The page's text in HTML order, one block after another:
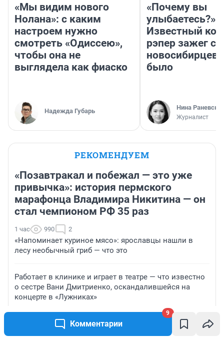
Комментарии
9
«Мы видим нового
Нолана»: с каким
настроем нужно
смотреть «Одиссею»,
чтобы она не
выглядела как фиаско
Надежда Губарь
«Почему вы
улыбаетесь?»
Известный
рэпер зажег с
новосибирцев:
было
Нина
Журналист
РЕКОМЕНДУЕМ
«Позавтракал и побежал — это уже
привычка»: история пермского
марафонца Владимира Никитина — он
стал чемпионом РФ 35 раз
1 час 990 2
«Напоминает куриное мясо»: ярославцы нашли в
лесу необычный гриб — что это
Работает в клинике и играет в театре — что известно
о сестре Вани Дмитриенко, оскандалившейся на
концерте в «Лужниках»
Ученый в изгнании: какую тайну хранит могила
профессора уфимского вуза, которого обожали